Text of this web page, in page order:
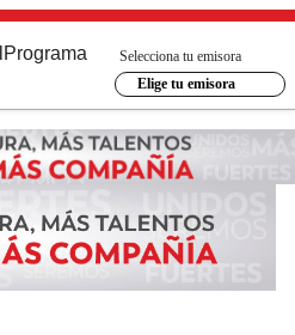
Programa
Selecciona tu emisora
Elige tu emisora